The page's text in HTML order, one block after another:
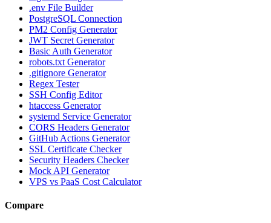
.env File Builder
PostgreSQL Connection
PM2 Config Generator
JWT Secret Generator
Basic Auth Generator
robots.txt Generator
.gitignore Generator
Regex Tester
SSH Config Editor
htaccess Generator
systemd Service Generator
CORS Headers Generator
GitHub Actions Generator
SSL Certificate Checker
Security Headers Checker
Mock API Generator
VPS vs PaaS Cost Calculator
Compare